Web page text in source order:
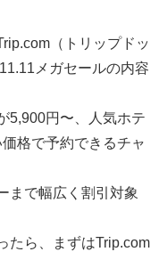
（トリップドッ
メガセールの内容
5,900円〜、人気ホテ
格で予約できるチャ
まで幅広く割引対象
たら、まずはTrip.com